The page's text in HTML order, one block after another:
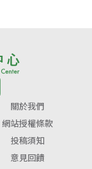
關於我們
網站授權條款
投稿須知
意見回饋